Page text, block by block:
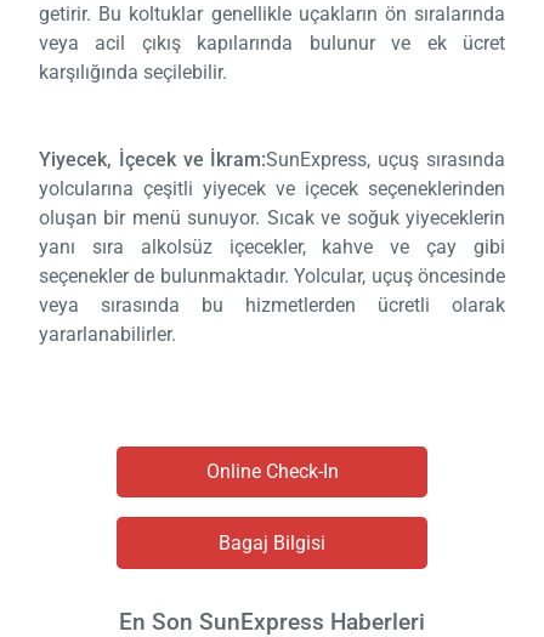
getirir. Bu koltuklar genellikle uçakların ön sıralarında
veya acil çıkış kapılarında bulunur ve ek ücret
karşılığında seçilebilir.
Yiyecek, İçecek ve İkram:SunExpress, uçuş sırasında
yolcularına çeşitli yiyecek ve içecek seçeneklerinden
oluşan bir menü sunuyor. Sıcak ve soğuk yiyeceklerin
yanı sıra alkolsüz içecekler, kahve ve çay gibi
seçenekler de bulunmaktadır. Yolcular, uçuş öncesinde
veya sırasında bu hizmetlerden ücretli olarak
yararlanabilirler.
Online Check-In
Bagaj Bilgisi
En Son SunExpress Haberleri